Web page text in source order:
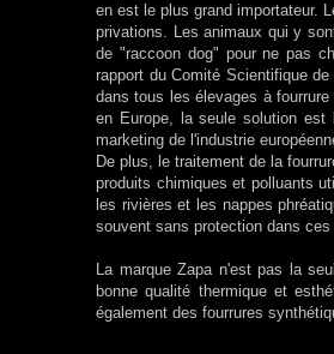
en est le plus grand importateur.
privations. Les animaux qui y
de "raccoon dog" pour ne pas
rapport du Comité Scientifique
dans tous les élevages à
en Europe, la seule solution
marketing de l'industrie
De plus, le traitement de la
produits chimiques et polluants
les rivières et les nappes
souvent sans protection dans
La marque Zapa n'est pas la
bonne qualité thermique et
également des fourrures